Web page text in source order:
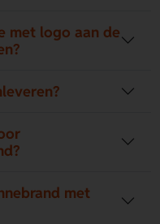
met logo aan de
met